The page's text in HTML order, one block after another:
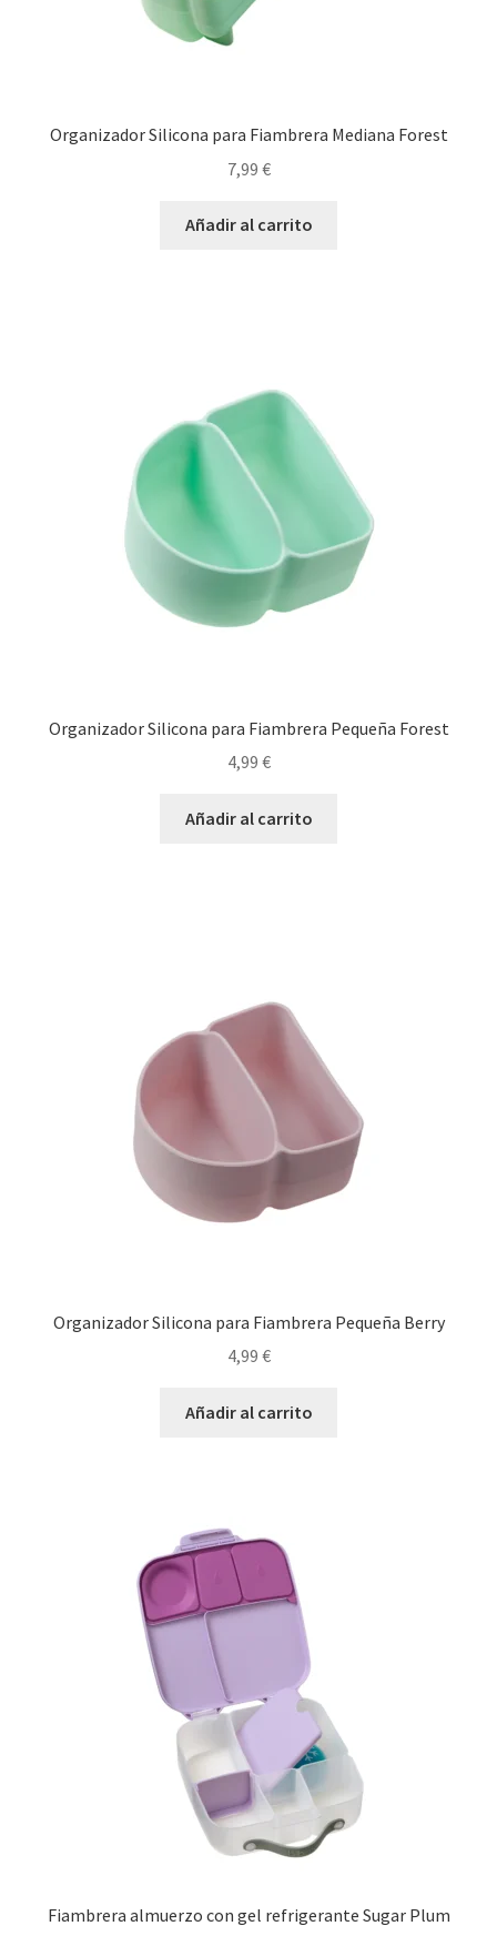
Organizador Silicona para Fiambrera Mediana Forest
7,99 €
Añadir al carrito
Organizador Silicona para Fiambrera Pequeña Forest
4,99 €
Añadir al carrito
Organizador Silicona para Fiambrera Pequeña Berry
4,99 €
Añadir al carrito
Fiambrera almuerzo con gel refrigerante Sugar Plum